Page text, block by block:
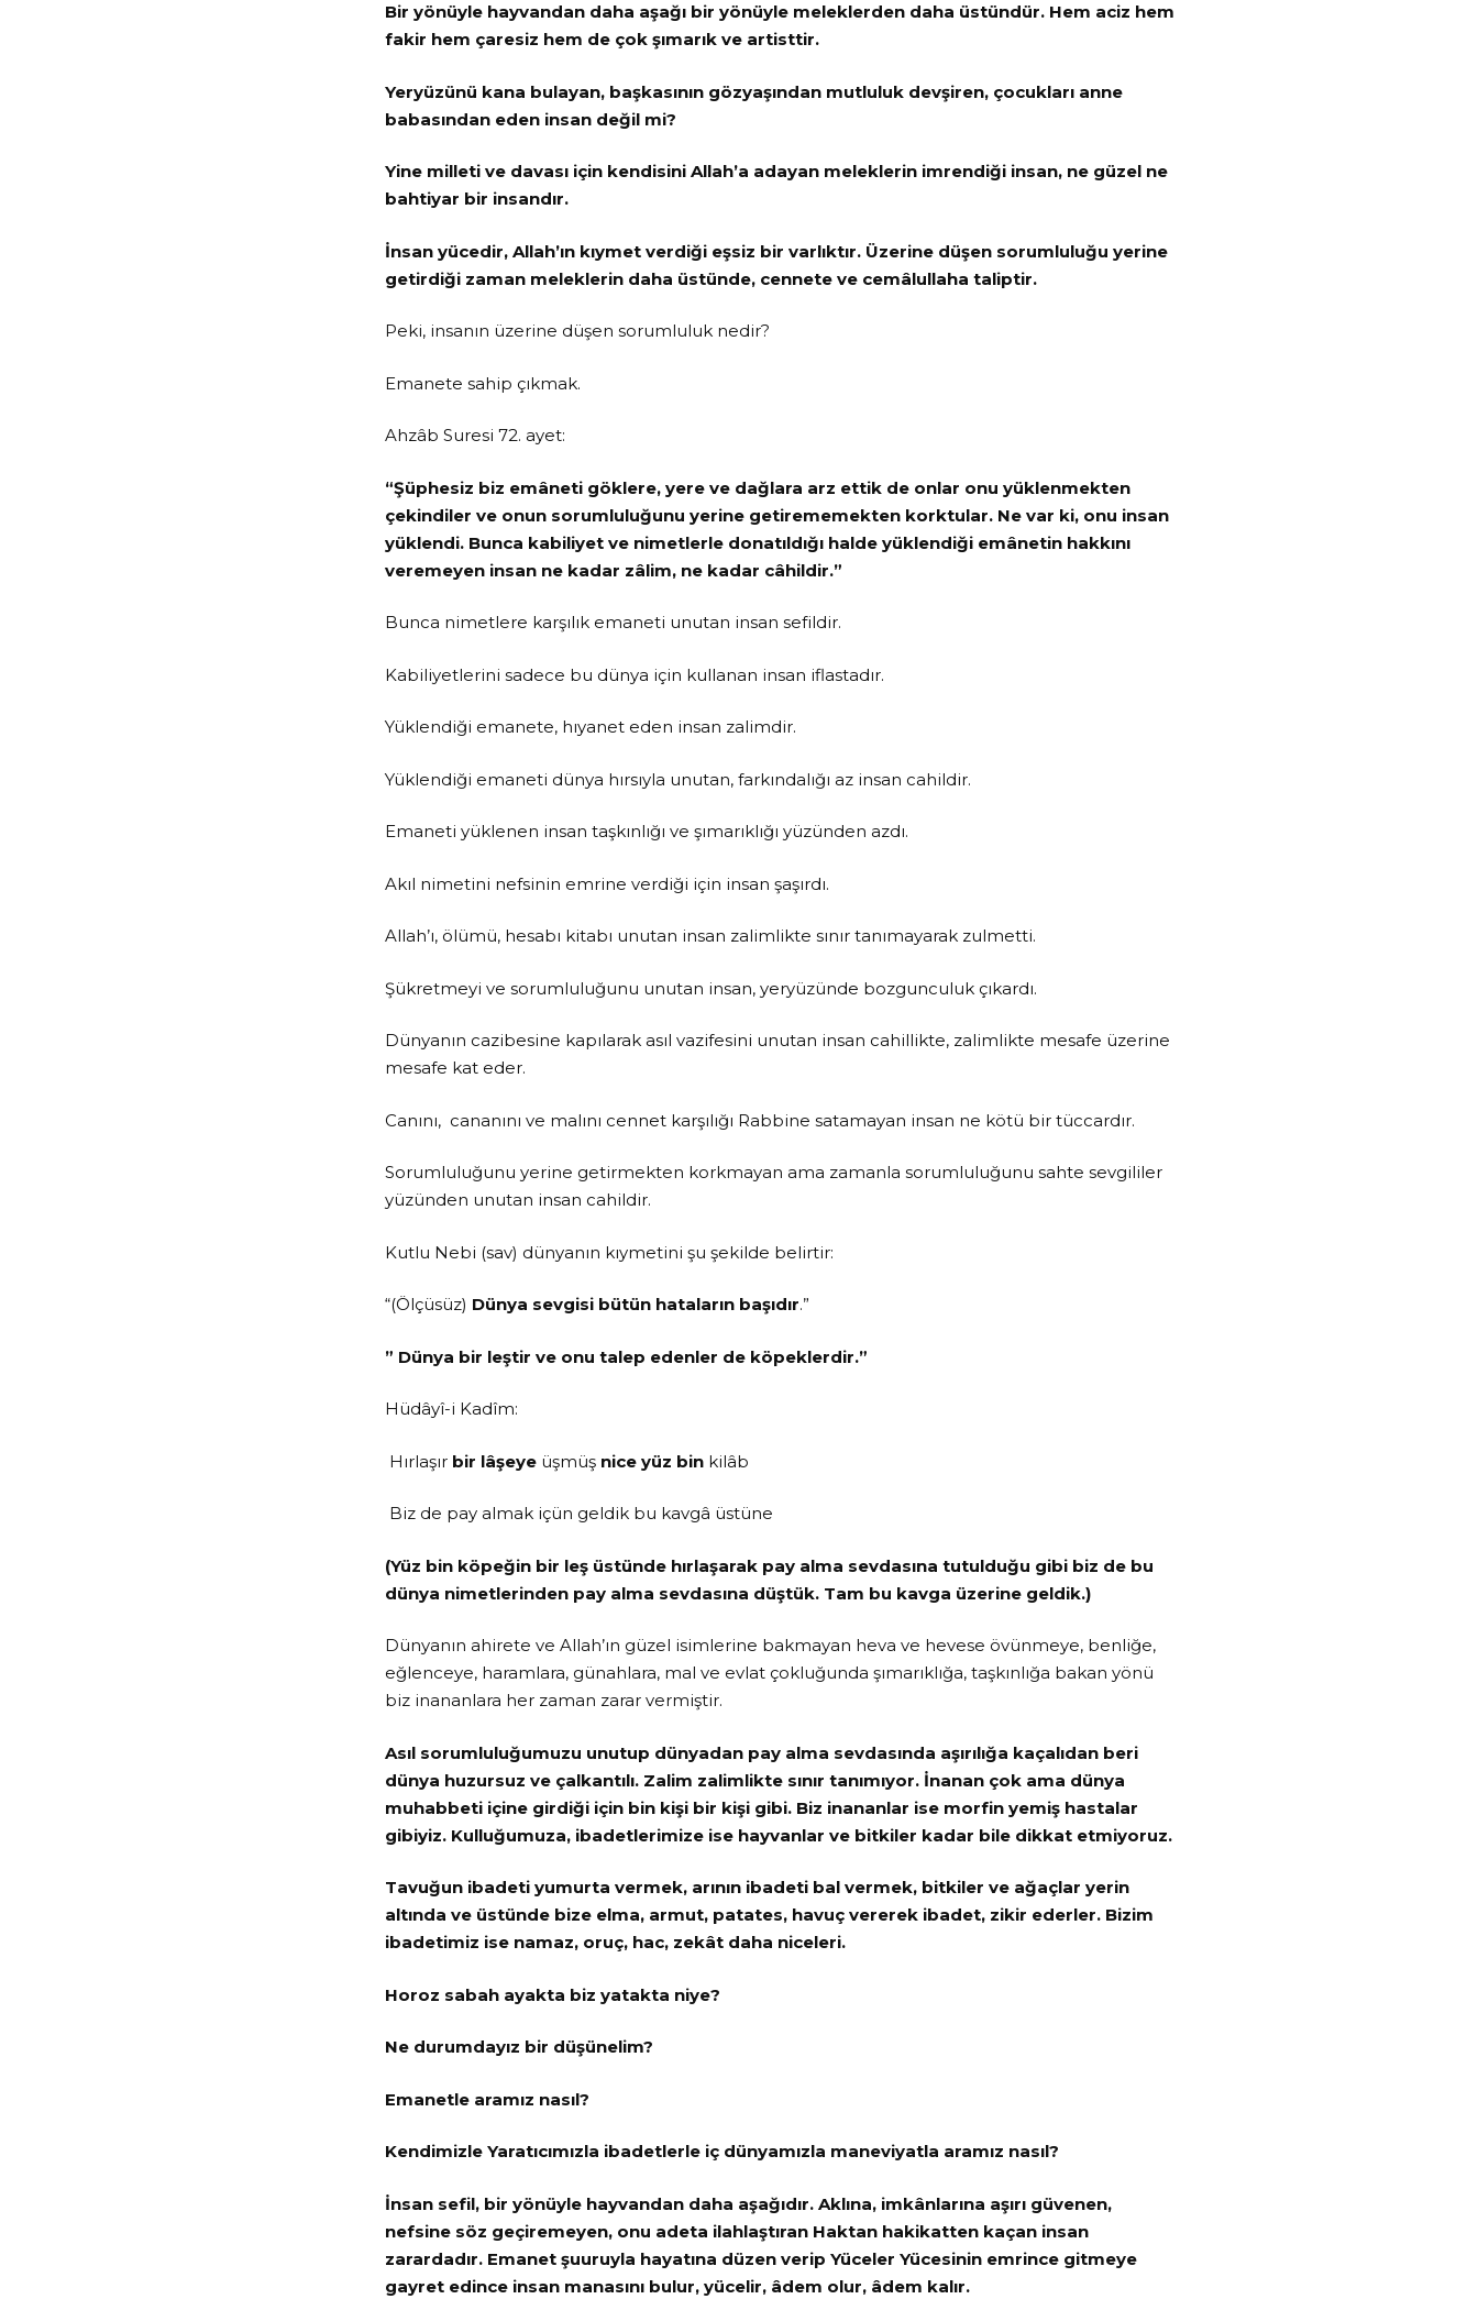
Bir yönüyle hayvandan daha aşağı bir yönüyle meleklerden daha üstündür. Hem aciz hem
fakir hem çaresiz hem de çok şımarık ve artisttir.
Yeryüzünü kana bulayan, başkasının gözyaşından mutluluk devşiren, çocukları anne
babasından eden insan değil mi?
Yine milleti ve davası için kendisini Allah’a adayan meleklerin imrendiği insan, ne güzel ne
bahtiyar bir insandır.
İnsan yücedir, Allah’ın kıymet verdiği eşsiz bir varlıktır. Üzerine düşen sorumluluğu yerine
getirdiği zaman meleklerin daha üstünde, cennete ve cemâlullaha taliptir.
Peki, insanın üzerine düşen sorumluluk nedir?
Emanete sahip çıkmak.
Ahzâb Suresi 72. ayet:
“Şüphesiz biz emâneti göklere, yere ve dağlara arz ettik de onlar onu yüklenmekten
çekindiler ve onun sorumluluğunu yerine getirememekten korktular. Ne var ki, onu insan
yüklendi. Bunca kabiliyet ve nimetlerle donatıldığı halde yüklendiği emânetin hakkını
veremeyen insan ne kadar zâlim, ne kadar câhildir.”
Bunca nimetlere karşılık emaneti unutan insan sefildir.
Kabiliyetlerini sadece bu dünya için kullanan insan iflastadır.
Yüklendiği emanete, hıyanet eden insan zalimdir.
Yüklendiği emaneti dünya hırsıyla unutan, farkındalığı az insan cahildir.
Emaneti yüklenen insan taşkınlığı ve şımarıklığı yüzünden azdı.
Akıl nimetini nefsinin emrine verdiği için insan şaşırdı.
Allah’ı, ölümü, hesabı kitabı unutan insan zalimlikte sınır tanımayarak zulmetti.
Şükretmeyi ve sorumluluğunu unutan insan, yeryüzünde bozgunculuk çıkardı.
Dünyanın cazibesine kapılarak asıl vazifesini unutan insan cahillikte, zalimlikte mesafe üzerine
mesafe kat eder.
Canını, cananını ve malını cennet karşılığı Rabbine satamayan insan ne kötü bir tüccardır.
Sorumluluğunu yerine getirmekten korkmayan ama zamanla sorumluluğunu sahte sevgililer
yüzünden unutan insan cahildir.
Kutlu Nebi (sav) dünyanın kıymetini şu şekilde belirtir:
“(Ölçüsüz) Dünya sevgisi bütün hataların başıdır.”
” Dünya bir leştir ve onu talep edenler de köpeklerdir.”
Hüdâyî-i Kadîm:
Hırlaşır bir lâşeye üşmüş nice yüz bin kilâb
Biz de pay almak içün geldik bu kavgâ üstüne
(Yüz bin köpeğin bir leş üstünde hırlaşarak pay alma sevdasına tutulduğu gibi biz de bu
dünya nimetlerinden pay alma sevdasına düştük. Tam bu kavga üzerine geldik.)
Dünyanın ahirete ve Allah’ın güzel isimlerine bakmayan heva ve hevese övünmeye, benliğe,
eğlenceye, haramlara, günahlara, mal ve evlat çokluğunda şımarıklığa, taşkınlığa bakan yönü
biz inananlara her zaman zarar vermiştir.
Asıl sorumluluğumuzu unutup dünyadan pay alma sevdasında aşırılığa kaçalıdan beri
dünya huzursuz ve çalkantılı. Zalim zalimlikte sınır tanımıyor. İnanan çok ama dünya
muhabbeti içine girdiği için bin kişi bir kişi gibi. Biz inananlar ise morfin yemiş hastalar
gibiyiz. Kulluğumuza, ibadetlerimize ise hayvanlar ve bitkiler kadar bile dikkat etmiyoruz.
Tavuğun ibadeti yumurta vermek, arının ibadeti bal vermek, bitkiler ve ağaçlar yerin
altında ve üstünde bize elma, armut, patates, havuç vererek ibadet, zikir ederler. Bizim
ibadetimiz ise namaz, oruç, hac, zekât daha niceleri.
Horoz sabah ayakta biz yatakta niye?
Ne durumdayız bir düşünelim?
Emanetle aramız nasıl?
Kendimizle Yaratıcımızla ibadetlerle iç dünyamızla maneviyatla aramız nasıl?
İnsan sefil, bir yönüyle hayvandan daha aşağıdır. Aklına, imkânlarına aşırı güvenen,
nefsine söz geçiremeyen, onu adeta ilahlaştıran Haktan hakikatten kaçan insan
zarardadır. Emanet şuuruyla hayatına düzen verip Yüceler Yücesinin emrince gitmeye
gayret edince insan manasını bulur, yücelir, âdem olur, âdem kalır.